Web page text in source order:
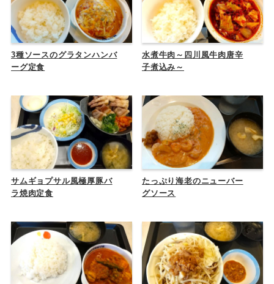
3種ソースのグラタンハンバ
ーグ定食
水煮牛肉～四川風牛肉唐辛
子煮込み～
サムギョプサル風極厚豚バ
ラ焼肉定食
たっぷり海老のニューバー
グソース